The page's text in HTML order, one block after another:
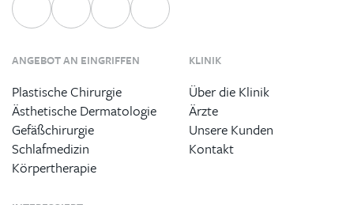
ANGEBOT AN EINGRIFFEN
Plastische Chirurgie
Ästhetische Dermatologie
Gefäßchirurgie
Schlafmedizin
Körpertherapie
KLINIK
Über die Klinik
Ärzte
Unsere Kunden
Kontakt